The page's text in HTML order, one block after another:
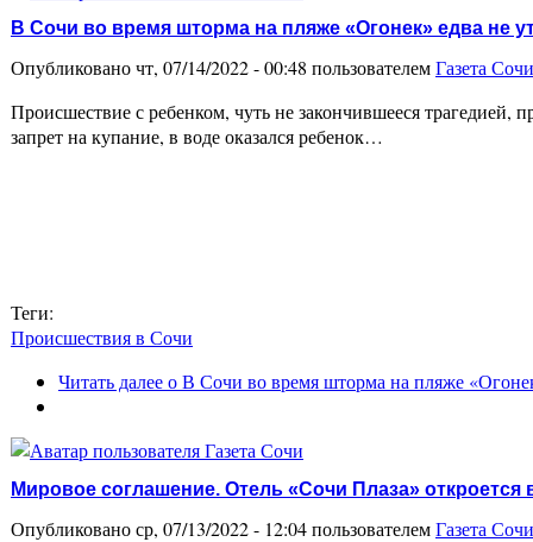
В Сочи во время шторма на пляже «Огонек» едва не
Опубликовано чт, 07/14/2022 - 00:48 пользователемГазета Сочи
Происшествие с ребенком, чуть не закончившееся
запрет на купание, в воде оказался ребенок…
Теги:
Происшествия в Сочи
Читать далеео В Сочи во время шторма на пляже
Мировое соглашение. Отель «Сочи Плаза» откроется
Опубликовано ср, 07/13/2022 - 12:04 пользователемГазета Сочи